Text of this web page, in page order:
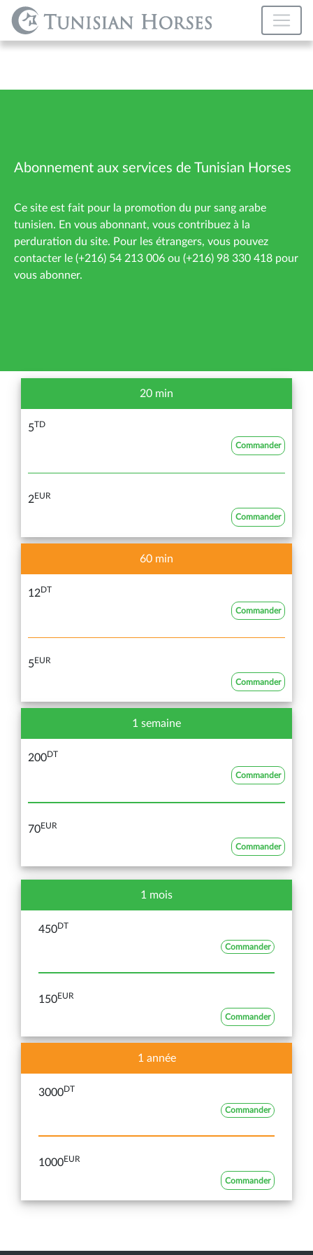
Abonnement aux services de Tunisian Horses
Ce site est fait pour la promotion du pur sang arabe
tunisien. En vous abonnant, vous contribuez à la
perduration du site. Pour les étrangers, vous pouvez
contacter le (+216) 54 213 006 ou (+216) 98 330 418 pour
vous abonner.
20 min
5TD
Commander
2EUR
Commander
60 min
12DT
Commander
5EUR
Commander
1 semaine
200DT
Commander
70EUR
Commander
1 mois
450DT
Commander
150EUR
Commander
1 année
3000DT
Commander
1000EUR
Commander